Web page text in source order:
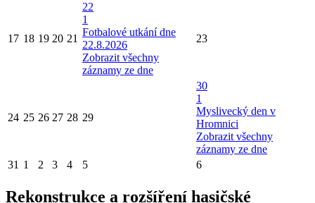
17 18 19 20 21
22
1
Fotbalové utkání dne
22.8.2026
Zobrazit všechny
záznamy ze dne
23
24 25 26 27 28 29
30
1
Myslivecký den v
Hromnici
Zobrazit všechny
záznamy ze dne
31 1 2 3 4 5 6
Rekonstrukce a rozšíření hasičské